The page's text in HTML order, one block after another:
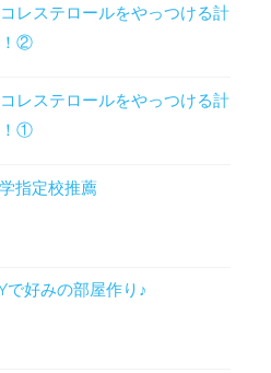
レステロールをやっつける計
！②
レステロールをやっつける計
！①
指定校推薦
で好みの部屋作り♪